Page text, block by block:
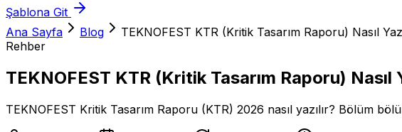
Şablona Git
Ana Sayfa
Blog
TEKNOFEST KTR (Kritik Tasarım Raporu) Nasıl
Rehber
TEKNOFEST KTR (Kritik Tasarım Raporu)
TEKNOFEST Kritik Tasarım Raporu (KTR) 2026 nasıl yazılır? Bölüm